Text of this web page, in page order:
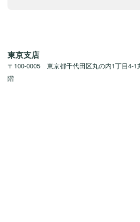
東京支店
〒100-0005 東京都千代田区丸の内1丁目4-1
階